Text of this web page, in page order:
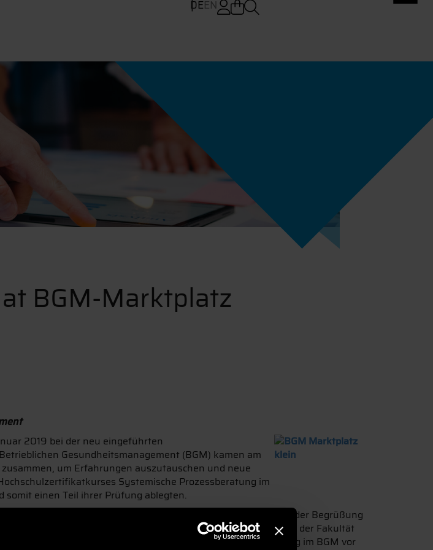
DEEN
BGM-Marktplatz
2019 bei der neu eingeführten
Gesundheitsmanagement (BGM) kamen am
um Erfahrungen auszutauschen und neue
Systemische Prozessberatung im
somit einen Teil ihrer Prüfung ablegten.
an der Netzwerk- und Abschlussveranstaltung teil. Nach der Begrüßung
wandte sich Zertifikatsleiter Prof. Dr. Stephan Gronwald, Dekan der Fakultät
Weiterbildung Systemische Prozessberatung im BGM vor